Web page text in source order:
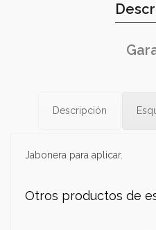
Descripción
Jabonera para aplicar.
Otros productos de